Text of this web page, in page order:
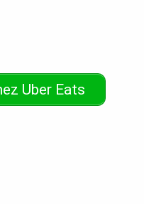
Uber Eats